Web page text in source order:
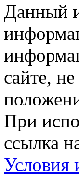
Данный
сайте,
При
ссылка
Условия